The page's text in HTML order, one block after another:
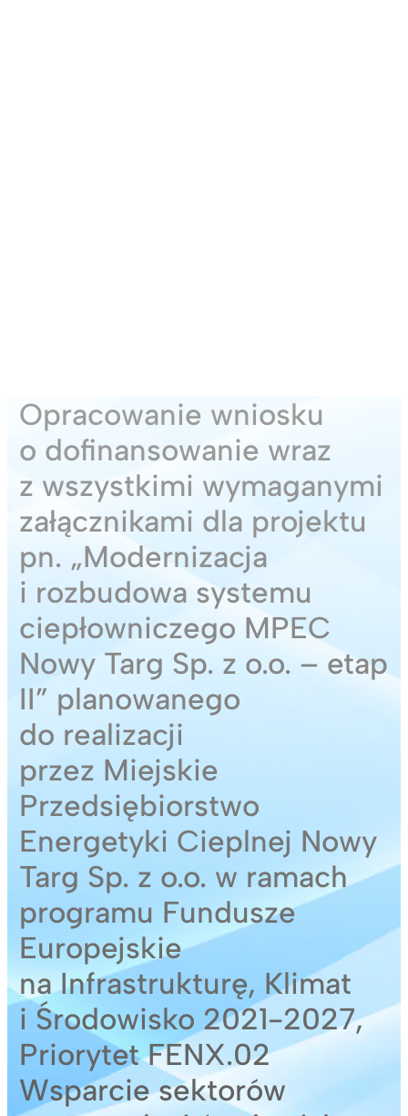
Opracowanie wniosku
o dofinansowanie wraz
z wszystkimi wymaganymi
załącznikami dla projektu
pn. „Modernizacja
i rozbudowa systemu
ciepłowniczego MPEC
Nowy Targ Sp. z o.o. – etap
II” planowanego
do realizacji
przez Miejskie
Przedsiębiorstwo
Energetyki Cieplnej Nowy
Targ Sp. z o.o. w ramach
programu Fundusze
Europejskie
na Infrastrukturę, Klimat
i Środowisko 2021-2027,
Priorytet FENX.02
Wsparcie sektorów